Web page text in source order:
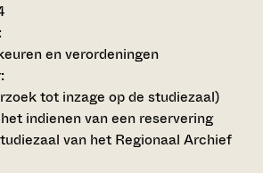
en verordeningen
:
tot inzage op de studiezaal)
indienen van een reservering
van het Regionaal Archief